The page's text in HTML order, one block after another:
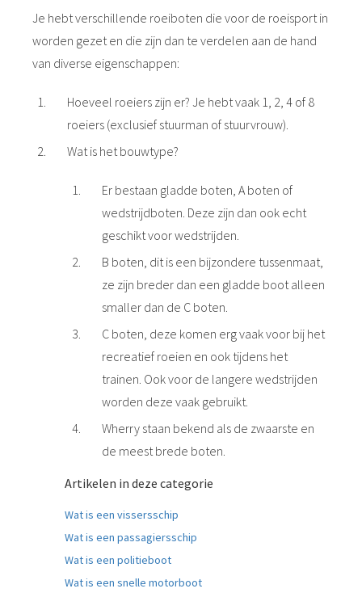
Je hebt verschillende roeiboten die voor de roeisport in
worden gezet en die zijn dan te verdelen aan de hand
van diverse eigenschappen:
Hoeveel roeiers zijn er? Je hebt vaak 1, 2, 4 of 8
roeiers (exclusief stuurman of stuurvrouw).
Wat is het bouwtype?
Er bestaan gladde boten, A boten of
wedstrijdboten. Deze zijn dan ook echt
geschikt voor wedstrijden.
B boten, dit is een bijzondere tussenmaat,
ze zijn breder dan een gladde boot alleen
smaller dan de C boten.
C boten, deze komen erg vaak voor bij het
recreatief roeien en ook tijdens het
trainen. Ook voor de langere wedstrijden
worden deze vaak gebruikt.
Wherry staan bekend als de zwaarste en
de meest brede boten.
Artikelen in deze categorie
Wat is een vissersschip
Wat is een passagiersschip
Wat is een politieboot
Wat is een snelle motorboot